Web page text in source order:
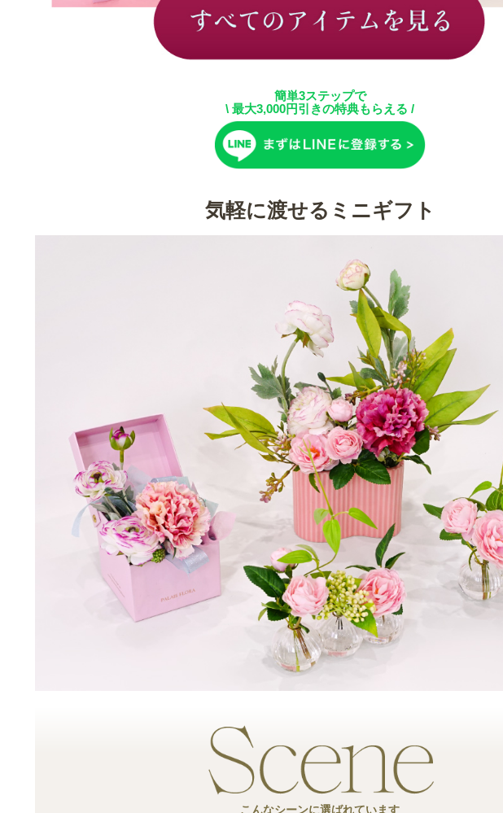
簡単3ステップで
\ 最大3,000円引きの特典もらえる /
気軽に渡せるミニギフト
こんなシーンに選ばれています